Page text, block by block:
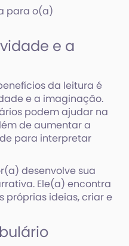
para o(a)
e a
da leitura é
e a imaginação.
podem ajudar na
de aumentar a
para interpretar
desenvolve sua
Ele(a) encontra
próprias ideias, criar e